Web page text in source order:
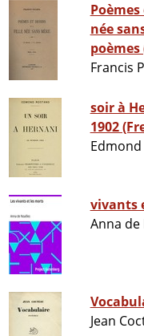
née
poèmes
Francis
soir à
1902
vivants
Anna de
Jean